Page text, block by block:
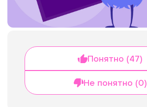
Понятно (47)
Не понятно (0)